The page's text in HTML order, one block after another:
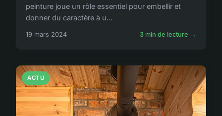
peinture joue un rôle essentiel pour embellir et
donner du caractère à u...
19 mars 2024 3 min de lecture →
ACTU